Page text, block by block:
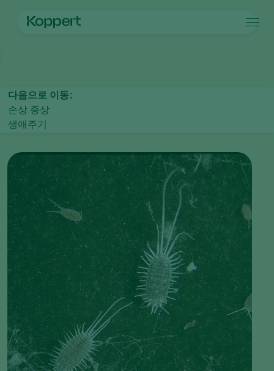
식물 질병 관리
수분
식물 건강
모니터링
시설 채소
관상용(화훼, 잔디)
과일류
해충과 질병
해충 방제
식물 질병
코퍼트 소개
코퍼트 소개
코퍼트 소개
코퍼트 채용 정보
연락처
검색
다음으로 이동:
손상 증상
생애주기